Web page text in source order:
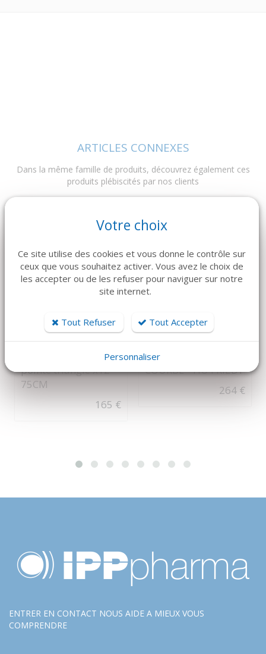
ARTICLES CONNEXES
Dans la même famille de produits, découvrez également ces
produits plébiscités par nos clients
B-BRAUN
ELASYN PTFE 4-0
3/8C 18MM ronde
pointe triangle x12 -
75CM
165 €
HU-FRIEDY
CISEAUX
METZENBAUM
COURBE - HU FRIEDY
264 €
ENTRER EN CONTACT NOUS AIDE A MIEUX VOUS
COMPRENDRE
Votre choix
Ce site utilise des cookies et vous donne le contrôle sur
ceux que vous souhaitez activer. Vous avez le choix de
les accepter ou de les refuser pour naviguer sur notre
site internet.
Tout Refuser Tout Accepter
Personnaliser